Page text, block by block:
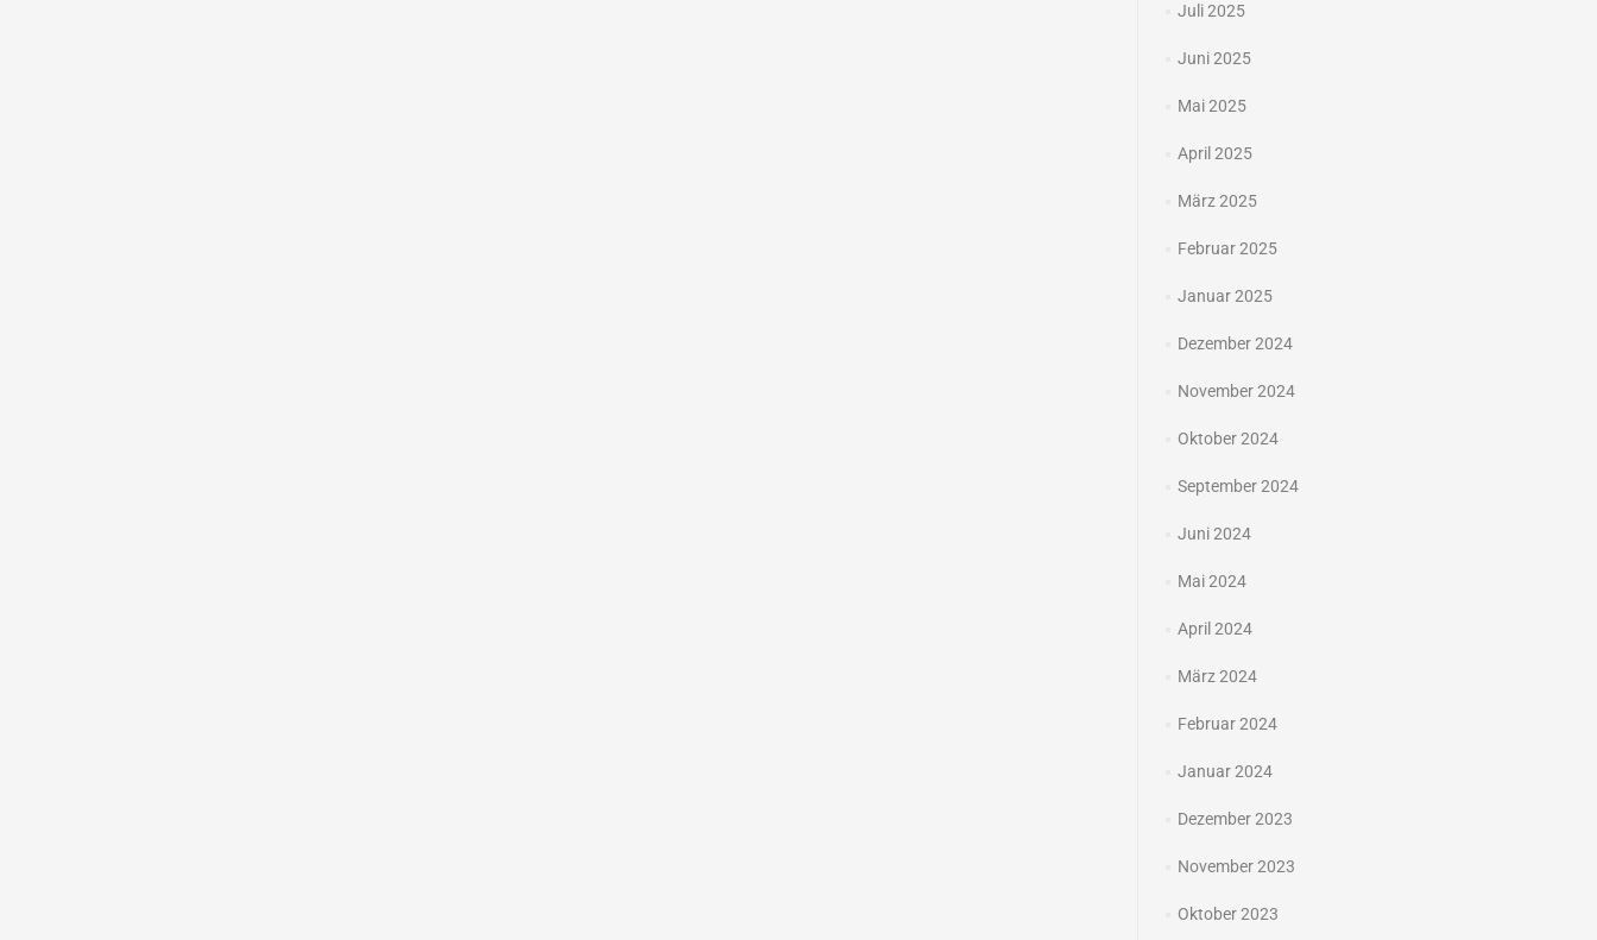
Juli 2025
Juni 2025
Mai 2025
April 2025
März 2025
Februar 2025
Januar 2025
Dezember 2024
November 2024
Oktober 2024
September 2024
Juni 2024
Mai 2024
April 2024
März 2024
Februar 2024
Januar 2024
Dezember 2023
November 2023
Oktober 2023